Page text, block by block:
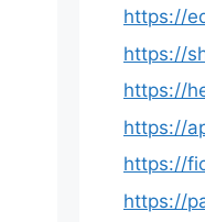
https://
https://
https://
https://
https://
https://